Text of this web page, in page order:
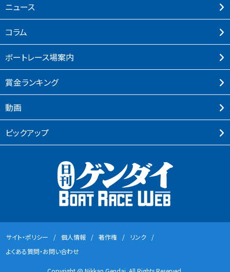
ニュース
コラム
ボートレース場案内
賞⾦ランキング
動画
ピックアップ
サイト・ポリシー 個⼈情報 著作権
リンク
よくある質問・お問い合わせ